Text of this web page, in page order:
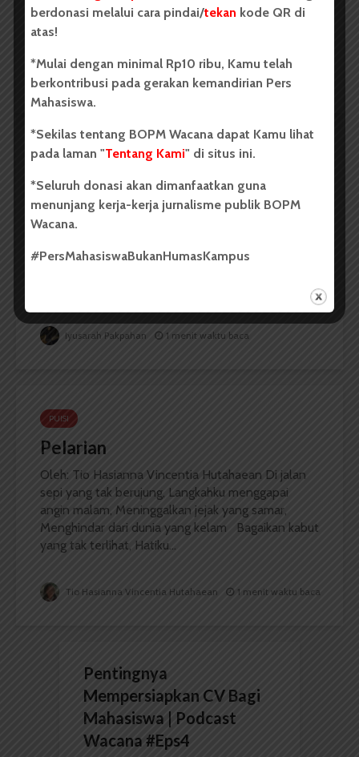
harapan dan menantang keraguan Dalam
gelombang hidup yang deras Kehendak...
Putri Salwa Assyifa 1 menit waktu baca
Lelah Jadi Muda
Oleh: Iyusarah Pakpahan Kami muda, tapi dunia
berharap, tapi tiap pagi disambut berita yang
Iyusarah Pakpahan 1 menit waktu baca
PUISI
Pelarian
Oleh: Tio Hasianna Vincentia Hutahaean Di jalan
sepi yang tak berujung, Langkahku menggapai
angin malam, Meninggalkan jejak yang samar,
Menghindar dari dunia yang kelam Bagaikan kabut
yang tak terlihat, Hatiku...
Tio Hasianna Vincentia Hutahaean 1 menit waktu baca
Pentingnya
Mempersiapkan CV Bagi
Mahasiswa | Podcast
Wacana #Eps4
berdonasi melalui cara pindai/tekan kode QR di
atas!
*Mulai dengan minimal Rp10 ribu, Kamu telah
berkontribusi pada gerakan kemandirian Pers
Mahasiswa.
*Sekilas tentang BOPM Wacana dapat Kamu lihat
pada laman "Tentang Kami" di situs ini.
*Seluruh donasi akan dimanfaatkan guna
menunjang kerja-kerja jurnalisme publik BOPM
Wacana.
#PersMahasiswaBukanHumasKampus